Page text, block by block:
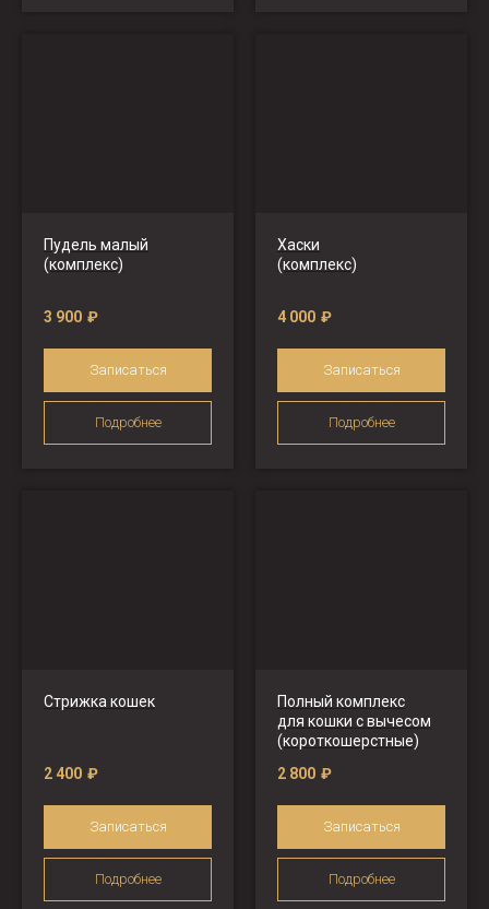
Пудель малый
(комплекс)
3 900 ₽
Записаться
Подробнее
Хаски
(комплекс)
4 000 ₽
Записаться
Подробнее
Стрижка кошек
2 400 ₽
Записаться
Подробнее
Полный комплекс
для кошки с вычесом
(короткошерстные)
2 800 ₽
Записаться
Подробнее